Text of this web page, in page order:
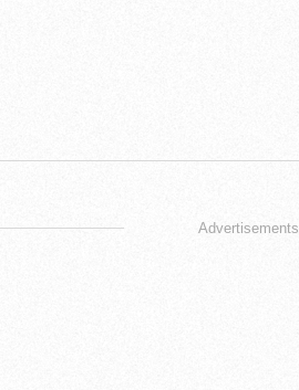
Advertisements